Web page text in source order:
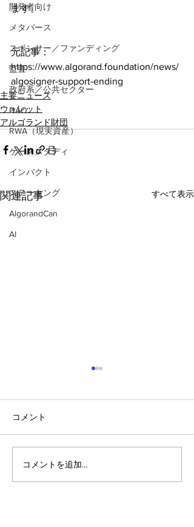
開発者向け
メタバース
スポンサー／ファンディング
監査
政府系／公共セクター
DAO
RWA（現実資産）
ケーススタディ
インパクト
ステーキング
AlgorandCan
AI
ます。
元記事：
https://www.algorand.foundation/news/
algosigner-support-ending
主要ニュース
ウォレット
アルゴランド財団
関連記事 すべて表示
アルゴランドのポスト量
子暗号（PQC）ロードマ
コメント
コメントを追加…